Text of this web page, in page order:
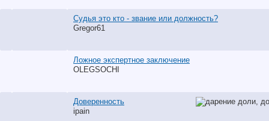
Судья это кто - звание или должность?
Gregor61
Ложное экспертное заключение
OLEGSOCHI
Доверенность
ipain